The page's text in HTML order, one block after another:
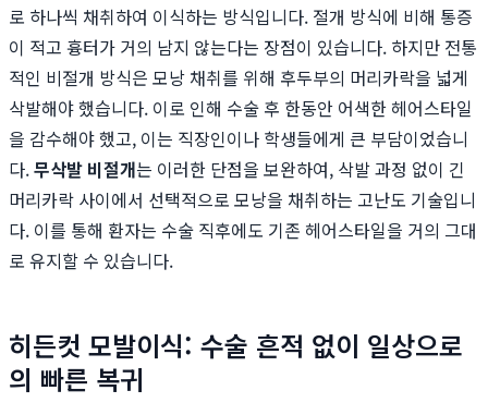
로 하나씩 채취하여 이식하는 방식입니다. 절개 방식에 비해 통증
이 적고 흉터가 거의 남지 않는다는 장점이 있습니다. 하지만 전통
적인 비절개 방식은 모낭 채취를 위해 후두부의 머리카락을 넓게
삭발해야 했습니다. 이로 인해 수술 후 한동안 어색한 헤어스타일
을 감수해야 했고, 이는 직장인이나 학생들에게 큰 부담이었습니
다.무삭발 비절개는 이러한 단점을 보완하여, 삭발 과정 없이 긴
머리카락 사이에서 선택적으로 모낭을 채취하는 고난도 기술입니
다. 이를 통해 환자는 수술 직후에도 기존 헤어스타일을 거의 그대
로 유지할 수 있습니다.
히든컷 모발이식: 수술 흔적 없이 일상으로
의 빠른 복귀